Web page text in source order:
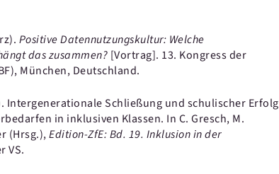
Positive Datennutzungskultur: Welche
das zusammen? [Vortrag]. 13. Kongress der
München, Deutschland.
Intergenerationale Schließung und schulischer Erfolg
in inklusiven Klassen. In C. Gresch, M.
(Hrsg.),Edition-ZfE: Bd. 19. Inklusion in der
VS.